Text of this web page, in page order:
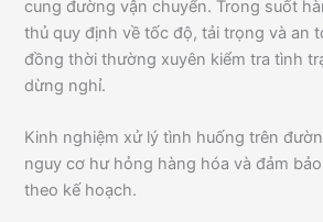
cung đường vận chuyển. Trong suốt
thủ quy định về tốc độ, tải trọng và an
đồng thời thường xuyên kiểm tra tình
dừng nghỉ.
Kinh nghiệm xử lý tình huống trên
nguy cơ hư hỏng hàng hóa và đảm
theo kế hoạch.